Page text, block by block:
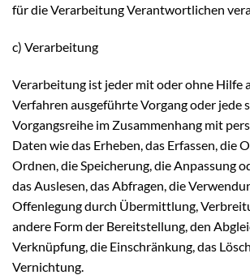
für die Verarbeitung Verantwortlichen
c) Verarbeitung
Verarbeitung ist jeder mit oder ohne Hilfe
Verfahren ausgeführte Vorgang oder jede
Vorgangsreihe im Zusammenhang mit
Daten wie das Erheben, das Erfassen, die
Ordnen, die Speicherung, die Anpassung
das Auslesen, das Abfragen, die
Offenlegung durch Übermittlung,
andere Form der Bereitstellung, den
Verknüpfung, die Einschränkung, das
Vernichtung.